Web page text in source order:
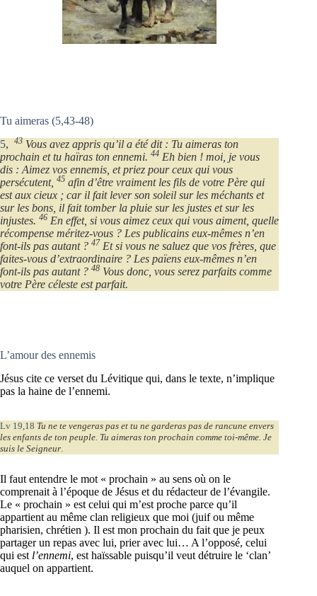
Tu aimeras (5,43-48)
5, 43 Vous avez appris qu’il a été dit : Tu aimeras ton
prochain et tu haïras ton ennemi. 44 Eh bien ! moi, je vous
dis : Aimez vos ennemis, et priez pour ceux qui vous
persécutent, 45 afin d’être vraiment les fils de votre Père qui
est aux cieux ; car il fait lever son soleil sur les méchants et
sur les bons, il fait tomber la pluie sur les justes et sur les
injustes. 46 En effet, si vous aimez ceux qui vous aiment, quelle
récompense méritez-vous ? Les publicains eux-mêmes n’en
font-ils pas autant ? 47 Et si vous ne saluez que vos frères, que
faites-vous d’extraordinaire ? Les païens eux-mêmes n’en
font-ils pas autant ? 48 Vous donc, vous serez parfaits comme
votre Père céleste est parfait.
L’amour des ennemis
Jésus cite ce verset du Lévitique qui, dans le texte, n’implique
pas la haine de l’ennemi.
Lv 19,18 Tu ne te vengeras pas et tu ne garderas pas de rancune envers
les enfants de ton peuple. Tu aimeras ton prochain comme toi-même. Je
suis le Seigneur
Il faut entendre le mot « prochain » au sens où on le
comprenait à l’époque de Jésus et du rédacteur de l’évangile.
Le « prochain » est celui qui m’est proche parce qu’il
appartient au même clan religieux que moi (juif ou même
pharisien, chrétien ). Il est mon prochain du fait que je peux
partager un repas avec lui, prier avec lui… A l’opposé, celui
qui est l’ennemi, est haïssable puisqu’il veut détruire le ‘clan’
auquel on appartient.